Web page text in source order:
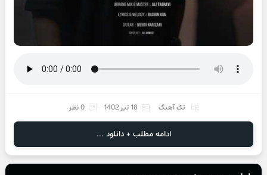
تک آهنگ 18 تیر 1402 0 نظر
ادامه مطلب + دانلود ...